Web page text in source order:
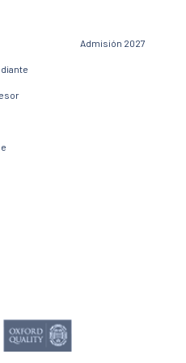
Admisión 2027